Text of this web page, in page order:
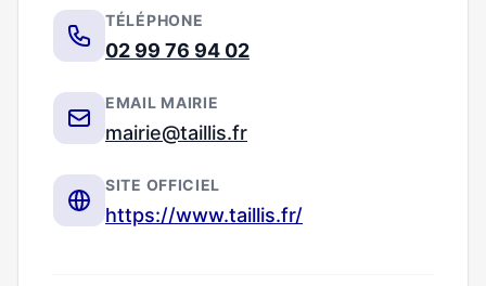
TÉLÉPHONE
02 99 76 94 02
EMAIL MAIRIE
mairie@taillis.fr
SITE OFFICIEL
https://www.taillis.fr/